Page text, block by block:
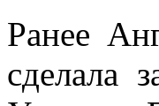
Ранее
сделала